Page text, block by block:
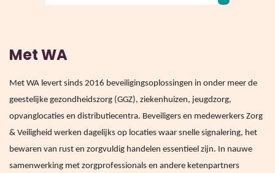
Met WA
Met WA levert sinds 2016 beveiligingsoplossingen in onder meer de
geestelijke gezondheidszorg (GGZ), ziekenhuizen, jeugdzorg,
opvanglocaties en distributiecentra. Beveiligers en medewerkers Zorg
& Veiligheid werken dagelijks op locaties waar snelle signalering, het
bewaren van rust en zorgvuldig handelen essentieel zijn. In nauwe
samenwerking met zorgprofessionals en andere ketenpartners